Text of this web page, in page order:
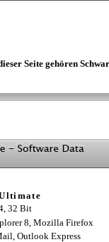
Seite gehören
32 Bit
8, Mozilla Firefox
Outlook Express